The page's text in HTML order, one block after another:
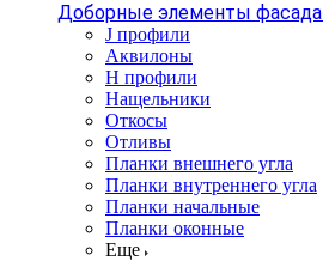
Доборные элементы фасада
J профили
Аквилоны
Н профили
Нащельники
Откосы
Отливы
Планки внешнего угла
Планки внутреннего угла
Планки начальные
Планки оконные
Еще